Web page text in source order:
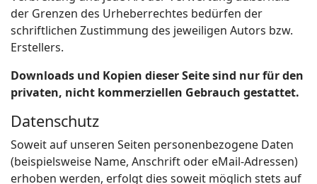
der Grenzen des Urheberrechtes bedürfen der
schriftlichen Zustimmung des jeweiligen Autors bzw.
Erstellers.
Downloads und Kopien dieser Seite sind nur für den
privaten, nicht kommerziellen Gebrauch gestattet.
Datenschutz
Soweit auf unseren Seiten personenbezogene Daten
(beispielsweise Name, Anschrift oder eMail-Adressen)
erhoben werden, erfolgt dies soweit möglich stets auf